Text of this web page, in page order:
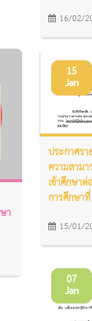
16/02/
า
15
Jan
ประกาศร
ความสาม
เข้าศึกษา
การศึกษา
15/01/
07
Jan